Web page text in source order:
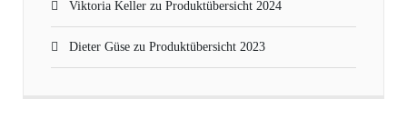
Viktoria Keller zu Produktübersicht 2024
Dieter Güse zu Produktübersicht 2023